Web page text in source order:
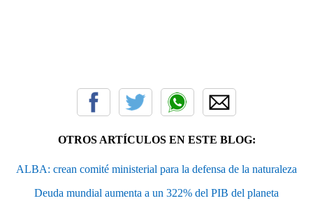
OTROS ARTÍCULOS EN ESTE BLOG:
ALBA: crean comité ministerial para la defensa de la naturaleza
Deuda mundial aumenta a un 322% del PIB del planeta